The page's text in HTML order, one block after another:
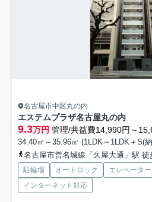
名古屋市中区丸の内
エステムプラザ名古屋丸の内
9.3万円 管理/共益費14,990円～
34.40㎡～35.96㎡ (1LDK～1LDK＋S(
名古屋市営名城線「久屋大通」駅 徒
駐輪場 オートロック エレベーター
インターネット対応